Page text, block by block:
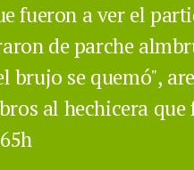
fueron a ver el
de parche
brujo se quemó",
al hechicera